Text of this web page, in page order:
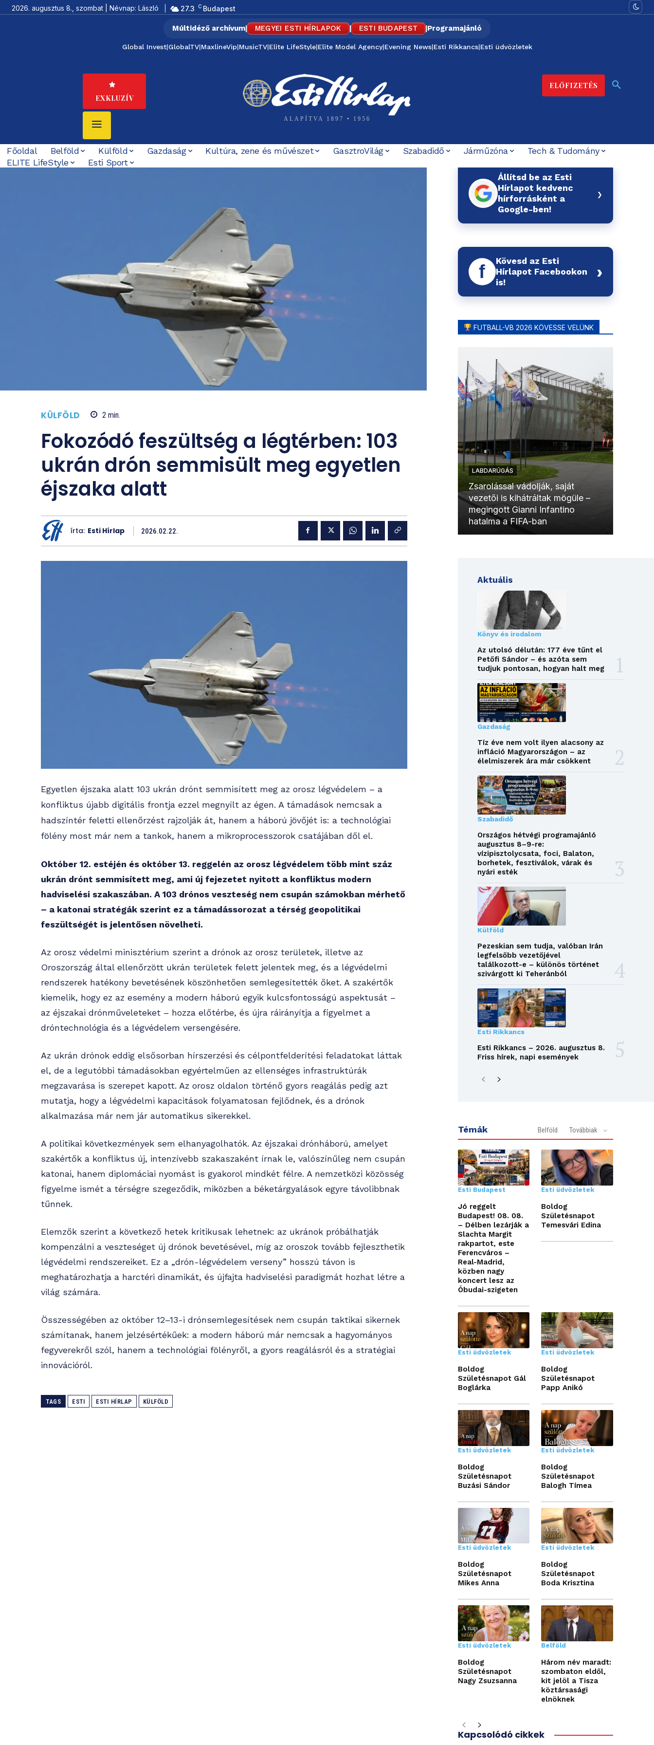
2026. augusztus 8., szombat | Névnap: László 27.3 C Budapest
Múltidéző archívum| MEGYEI ESTI HÍRLAPOK | ESTI BUDAPEST |Programajánló
Global Invest|GlobalTV|MaxlineVip|MusicTV|Elite LifeStyle|Elite Model Agency|Evening News|Esti Rikkancs|Esti üdvözletek
EXKLUZÍV
ALAPÍTVA 1897 • 1956
ELŐFIZETÉS
Főoldal Belföld Külföld Gazdaság Kultúra, zene és művészet GasztroVilág Szabadidő Járműzóna
Tech & Tudomány
ELITE LifeStyle
Esti Sport
KÜLFÖLD 2 min.
Fokozódó feszültség a légtérben: 103
ukrán drón semmisült meg egyetlen
éjszaka alatt
írta: Esti Hírlap 2026.02.22.
Egyetlen éjszaka alatt 103 ukrán drónt semmisített meg az orosz légvédelem – a
konfliktus újabb digitális frontja ezzel megnyílt az égen. A támadások nemcsak a
hadszíntér feletti ellenőrzést rajzolják át, hanem a háború jövőjét is: a technológiai
fölény most már nem a tankok, hanem a mikroprocesszorok csatájában dől el.
Október 12. estéjén és október 13. reggelén az orosz légvédelem több mint száz
ukrán drónt semmisített meg, ami új fejezetet nyitott a konfliktus modern
hadviselési szakaszában. A 103 drónos veszteség nem csupán számokban mérhető
– a katonai stratégák szerint ez a támadássorozat a térség geopolitikai
feszültségét is jelentősen növelheti.
Az orosz védelmi minisztérium szerint a drónok az orosz területek, illetve az
Oroszország által ellenőrzött ukrán területek felett jelentek meg, és a légvédelmi
rendszerek hatékony bevetésének köszönhetően semlegesítették őket. A szakértők
kiemelik, hogy ez az esemény a modern háború egyik kulcsfontosságú aspektusát –
az éjszakai drónműveleteket – hozza előtérbe, és újra ráirányítja a figyelmet a
dróntechnológia és a légvédelem versengésére.
Az ukrán drónok eddig elsősorban hírszerzési és célpontfelderítési feladatokat láttak
el, de a legutóbbi támadásokban egyértelműen az ellenséges infrastruktúrák
megzavarása is szerepet kapott. Az orosz oldalon történő gyors reagálás pedig azt
mutatja, hogy a légvédelmi kapacitások folyamatosan fejlődnek, és a drónok
alkalmazása már nem jár automatikus sikerekkel.
A politikai következmények sem elhanyagolhatók. Az éjszakai drónháború, amelyet
szakértők a konfliktus új, intenzívebb szakaszaként írnak le, valószínűleg nem csupán
katonai, hanem diplomáciai nyomást is gyakorol mindkét félre. A nemzetközi közösség
figyelme ismét a térségre szegeződik, miközben a béketárgyalások egyre távolibbnak
tűnnek.
Elemzők szerint a következő hetek kritikusak lehetnek: az ukránok próbálhatják
kompenzálni a veszteséget új drónok bevetésével, míg az oroszok tovább fejleszthetik
légvédelmi rendszereiket. Ez a „drón-légvédelem verseny” hosszú távon is
meghatározhatja a harctéri dinamikát, és újfajta hadviselési paradigmát hozhat létre a
világ számára.
Összességében az október 12–13-i drónsemlegesítések nem csupán taktikai sikernek
számítanak, hanem jelzésértékűek: a modern háború már nemcsak a hagyományos
fegyverekről szól, hanem a technológiai fölényről, a gyors reagálásról és a stratégiai
innovációról.
TAGS ESTI ESTI HÍRLAP KÜLFÖLD
Állítsd be az Esti
Hírlapot kedvenc
hírforrásként a
Google-ben!
›
f
Kövesd az Esti
Hírlapot Facebookon
is!
›
FUTBALL-VB 2026 KÖVESSE VELÜNK
LABDARÚGÁS
Zsarolással vádolják, saját
vezetői is kihátráltak mögüle –
megingott Gianni Infantino
hatalma a FIFA-ban
Aktuális
Könyv és irodalom
Az utolsó délután: 177 éve tűnt el
Petőfi Sándor – és azóta sem
tudjuk pontosan, hogyan halt meg
Gazdaság
Tíz éve nem volt ilyen alacsony az
infláció Magyarországon – az
élelmiszerek ára már csökkent
Szabadidő
Országos hétvégi programajánló
augusztus 8–9-re:
vízipisztolycsata, foci, Balaton,
borhetek, fesztiválok, várak és
nyári esték
Külföld
Pezeskian sem tudja, valóban Irán
legfelsőbb vezetőjével
találkozott-e – különös történet
szivárgott ki Teheránból
Esti Rikkancs
Esti Rikkancs – 2026. augusztus 8.
Friss hírek, napi események
Témák Belföld Továbbiak
Esti Budapest
Jó reggelt
Budapest! 08. 08.
– Délben lezárják a
Slachta Margit
rakpartot, este
Ferencváros –
Real-Madrid,
közben nagy
koncert lesz az
Óbudai-szigeten
Esti üdvözletek
Boldog
Születésnapot
Temesvári Edina
Esti üdvözletek
Boldog
Születésnapot Gál
Boglárka
Esti üdvözletek
Boldog
Születésnapot
Papp Anikó
Esti üdvözletek
Boldog
Születésnapot
Buzási Sándor
Esti üdvözletek
Boldog
Születésnapot
Balogh Tímea
Esti üdvözletek
Boldog
Születésnapot
Mikes Anna
Esti üdvözletek
Boldog
Születésnapot
Boda Krisztina
Esti üdvözletek
Boldog
Születésnapot
Nagy Zsuzsanna
Belföld
Három név maradt:
szombaton eldől,
kit jelöl a Tisza
köztársasági
elnöknek
Kapcsolódó cikkek